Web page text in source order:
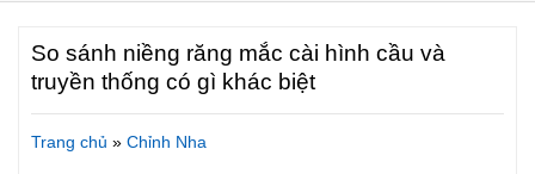
So sánh niềng răng mắc cài hình cầu và
truyền thống có gì khác biệt
Trang chủ » Chỉnh Nha